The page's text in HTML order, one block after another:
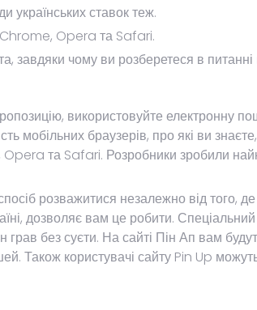
українських ставок теж.
Opera та Safari.
завдяки чому ви розберетеся в питанні
використовуйте електронну
мобільних браузерів, про які ви
та Safari. Розробники зробили
розважитися незалежно від того,
дозволяє вам це робити.
без суєти. На сайті Пін Ап вам
Також користувачі сайту Pin Up